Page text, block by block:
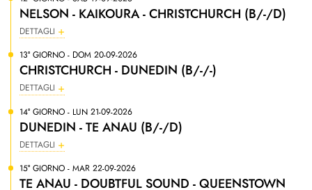
NELSON - KAIKOURA - CHRISTCHURCH (B/-/D)
DETTAGLI
13° GIORNO - DOM 20-09-2026
CHRISTCHURCH - DUNEDIN (B/-/-)
DETTAGLI
14° GIORNO - LUN 21-09-2026
DUNEDIN - TE ANAU (B/-/D)
DETTAGLI
15° GIORNO - MAR 22-09-2026
TE ANAU - DOUBTFUL SOUND - QUEENSTOWN